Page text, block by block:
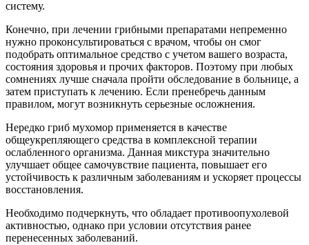
систему.
Конечно, при лечении грибными препаратами непременно
нужно проконсультироваться с врачом, чтобы он смог
подобрать оптимальное средство с учетом вашего возраста,
состояния здоровья и прочих факторов. Поэтому при любых
сомнениях лучше сначала пройти обследование в больнице, а
затем приступать к лечению. Если пренебречь данным
правилом, могут возникнуть серьезные осложнения.
Нередко гриб мухомор применяется в качестве
общеукрепляющего средства в комплексной терапии
ослабленного организма. Данная микстура значительно
улучшает общее самочувствие пациента, повышает его
устойчивость к различным заболеваниям и ускоряет процессы
восстановления.
Необходимо подчеркнуть, что обладает противоопухолевой
активностью, однако при условии отсутствия ранее
перенесенных заболеваний.